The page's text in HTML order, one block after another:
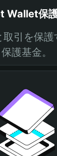
Wallet保
取引を保
保護基金。